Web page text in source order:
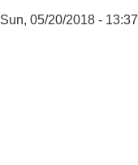
Sun, 05/20/2018 - 13:37